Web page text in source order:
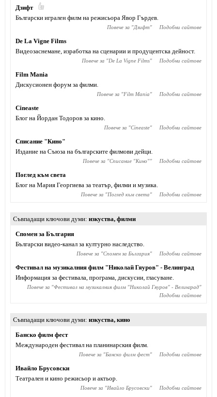
Дзифт
Български игрален филм на режисьора Явор Гърдев.
Повече за "Дзифт" Подобни сайтове
De La Vigne Films
Видеозаснемане, изработка на сценарии и продуцентска дейност.
Повече за "De La Vigne Films" Подобни сайтове
Film Mania
Дискусионен форум за филми.
Повече за "Film Mania" Подобни сайтове
Cineaste
Блог на Йордан Тодоров за кино.
Повече за "Cineaste" Подобни сайтове
Списание "Кино"
Издание на Съюза на българските филмови дейци.
Повече за "Списание "Кино"" Подобни сайтове
Поглед към света
Блог на Мария Георгиева за театър, филми и музика.
Повече за "Поглед към света" Подобни сайтове
Съвпадащи ключови думи изкуства, филми
Спомен за България
Български видео-канал за културно наследство.
Повече за "Спомен за България" Подобни сайтове
Фестивал на музикалния филм "Николай Гяуров" - Велинград
Информация за фестивала, програма, дискусии, гласуване.
Повече за "Фестивал на музикалния филм "Николай Гяуров" - Велинград"
Подобни сайтове
Съвпадащи ключови думи изкуства, кино
Банско филм фест
Международен фестивал на планинарския филм.
Повече за "Банско филм фест" Подобни сайтове
Ивайло Брусовски
Театрален и кино режисьор и актьор.
Повече за "Ивайло Брусовски" Подобни сайтове